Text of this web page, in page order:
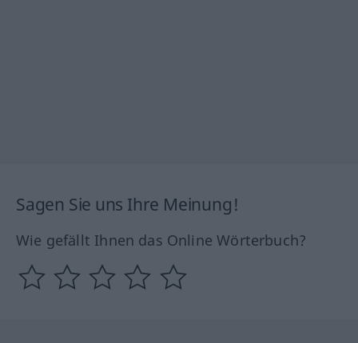
Sagen Sie uns Ihre Meinung!
Wie gefällt Ihnen das Online Wörterbuch?